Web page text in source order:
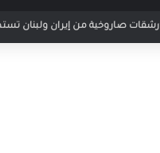
رشقات صاروخية من إيران ولبنان